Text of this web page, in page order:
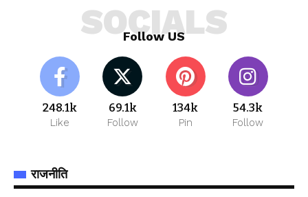
Follow US
SOCIALS
248.1k
Like
69.1k
Follow
134k
Pin
54.3k
Follow
राजनीति